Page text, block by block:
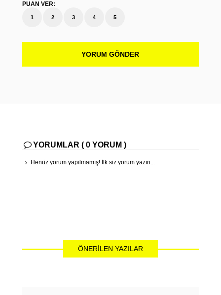
PUAN VER:
1 2 3 4 5
YORUM GÖNDER
YORUMLAR ( 0 YORUM )
Henüz yorum yapılmamış! İlk siz yorum yazın...
ÖNERILEN YAZILAR